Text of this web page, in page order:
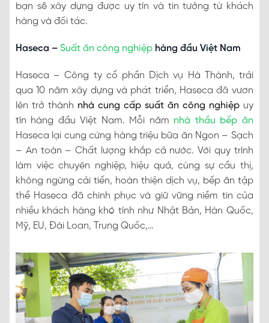
bạn sẽ xây dựng được uy tín và tin tưởng từ khách
hàng và đối tác.
Haseca – Suất ăn công nghiệp hàng đầu Việt Nam
Haseca – Công ty cổ phần Dịch vụ Hà Thành, trải
qua 10 năm xây dựng và phát triển, Haseca đã vươn
lên trở thành nhà cung cấp suất ăn công nghiệpuy
tín hàng đầu Việt Nam. Mỗi năm nhà thầu bếp ăn
Haseca lại cung cứng hàng triệu bữa ăn Ngon – Sạch
– An toàn – Chất lượng khắp cả nước. Với quy trình
làm việc chuyên nghiệp, hiệu quả, cùng sự cầu thị,
không ngừng cải tiến, hoàn thiện dịch vụ, bếp ăn tập
thể Haseca đã chinh phục và giữ vững niềm tin của
nhiều khách hàng khó tính như Nhật Bản, Hàn Quốc,
Mỹ, EU, Đài Loan, Trung Quốc,…